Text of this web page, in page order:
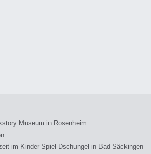
Museum in Rosenheim
im Kinder Spiel-Dschungel in Bad Säckingen